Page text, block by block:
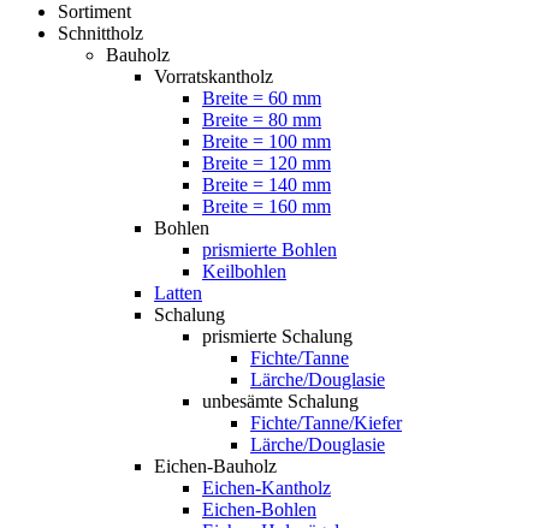
Sortiment
Schnittholz
Bauholz
Vorratskantholz
Breite = 60 mm
Breite = 80 mm
Breite = 100 mm
Breite = 120 mm
Breite = 140 mm
Breite = 160 mm
Bohlen
prismierte Bohlen
Keilbohlen
Latten
Schalung
prismierte Schalung
Fichte/Tanne
Lärche/Douglasie
unbesämte Schalung
Fichte/Tanne/Kiefer
Lärche/Douglasie
Eichen-Bauholz
Eichen-Kantholz
Eichen-Bohlen